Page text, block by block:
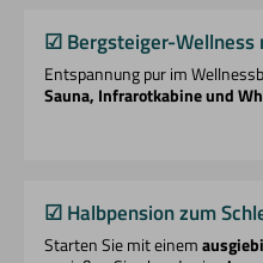
☑︎ Bergsteiger-Wellness
Entspannung pur im
Sauna, Infrarotkabine und
☑︎ Halbpension zum
Starten Sie mit einem